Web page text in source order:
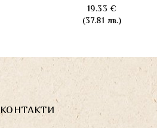
19.33 €
(37.81 лв.)
КОНТАКТИ